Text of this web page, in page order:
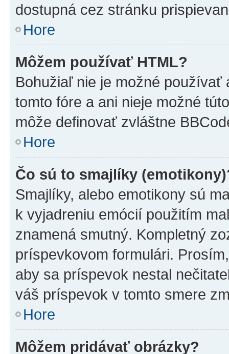
dostupná cez stránku
Hore
Môžem používať HTML?
Bohužiaľ nie je možné
tomto fóre a ani nieje možné
môže definovať zvláštne
Hore
Čo sú to smajlíky
Smajlíky, alebo emotikony sú
k vyjadreniu emócií použitím
znamená smutný. Kompletný
príspevkovom formulári.
aby sa príspevok nestal
váš príspevok v tomto smere
Hore
Môžem pridávať obrázky?